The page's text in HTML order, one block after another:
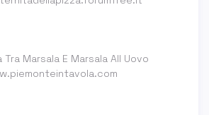
Marsala E Marsala All Uovo